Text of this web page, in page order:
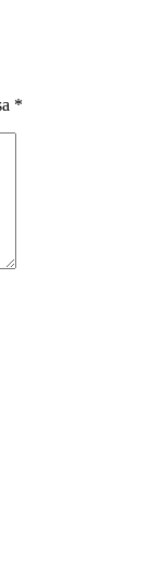
*